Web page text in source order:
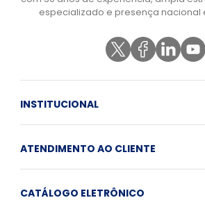
especializado e presença nacional
INSTITUCIONAL
ATENDIMENTO AO CLIENTE
CATÁLOGO ELETRÔNICO